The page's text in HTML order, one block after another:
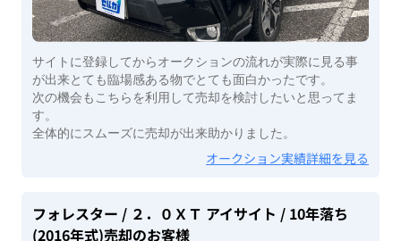
サイトに登録してからオークションの流れが実際に見る事
が出来とても臨場感ある物でとても面白かったです。
次の機会もこちらを利用して売却を検討したいと思ってま
す。
全体的にスムーズに売却が出来助かりました。
オークション実績詳細を見る
フォレスター / ２．０ＸＴ アイサイト / 10年落ち
(2016年式)売却のお客様